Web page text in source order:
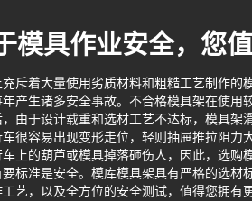
模具作业安全，您
斥着大量使用劣质材料和粗糙工艺制作的
产生诸多安全事故。不合格模具架在使用
由于设计载重和选材工艺不达标，模具架
很容易出现变形走位，轻则抽屉推拉阻力
上的葫芦或模具掉落砸伤人，因此，选购
标准是安全。模库模具架具有严格的选材
艺，以及全方位的安全测试，值得您拥有